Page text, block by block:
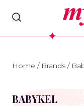
Home / Brands /
BABYKEL